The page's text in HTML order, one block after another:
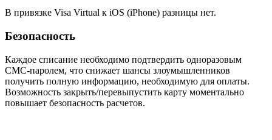
В привязке Visa Virtual к iOS (iPhone) разницы нет.
Безопасность
Каждое списание необходимо подтвердить одноразовым
СМС-паролем, что снижает шансы злоумышленников
получить полную информацию, необходимую для оплаты.
Возможность закрыть/перевыпустить карту моментально
повышает безопасность расчетов.